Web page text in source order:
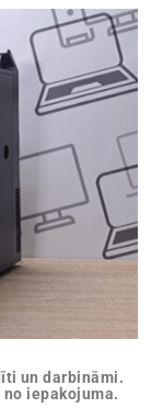
un darbināmi.
iepakojuma.